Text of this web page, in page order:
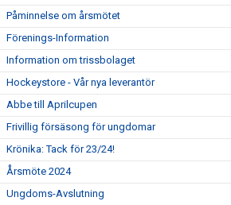
Påminnelse om årsmötet
Förenings-Information
Information om trissbolaget
Hockeystore - Vår nya leverantör
Abbe till Aprilcupen
Frivillig försäsong för ungdomar
Krönika: Tack för 23/24!
Årsmöte 2024
Ungdoms-Avslutning